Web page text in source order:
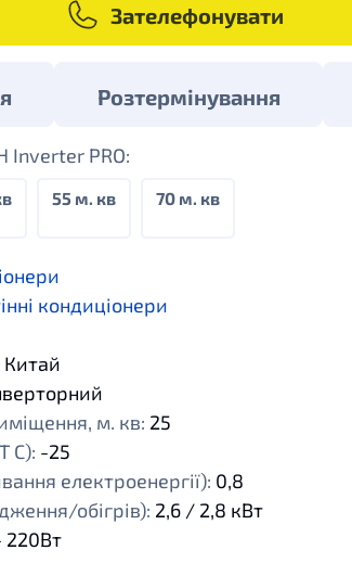
Зателефонувати
Розтермінування
Inverter PRO:
55 м. кв 70 м. кв
кондиціонери
Китай
м. кв: 25
С): -25
електроенергії): 0,8
обігрів): 2,6 / 2,8 кВт
220Вт